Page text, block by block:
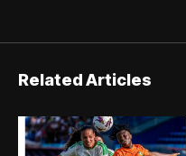
Related Articles